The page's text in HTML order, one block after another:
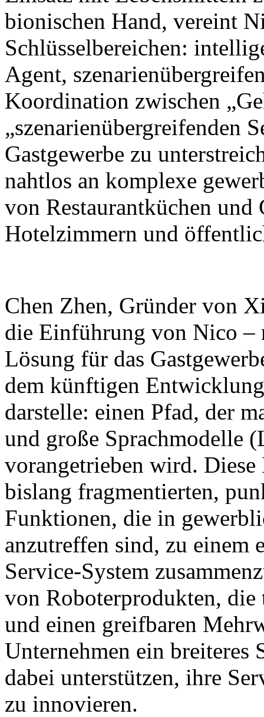
bionischen Hand, vereint
Schlüsselbereichen:
Agent,
Koordination zwischen
„szenarienübergreifenden
Gastgewerbe zu
nahtlos an komplexe
von Restaurantküchen und
Hotelzimmern und
Chen Zhen, Gründer von
die Einführung von Nico –
Lösung für das
dem künftigen
darstelle: einen Pfad, der
und große Sprachmodelle
vorangetrieben wird.
bislang fragmentierten,
Funktionen, die in
anzutreffen sind, zu einem
Service-System
von Roboterprodukten,
und einen greifbaren
Unternehmen ein breiteres
dabei unterstützen, ihre
zu innovieren.